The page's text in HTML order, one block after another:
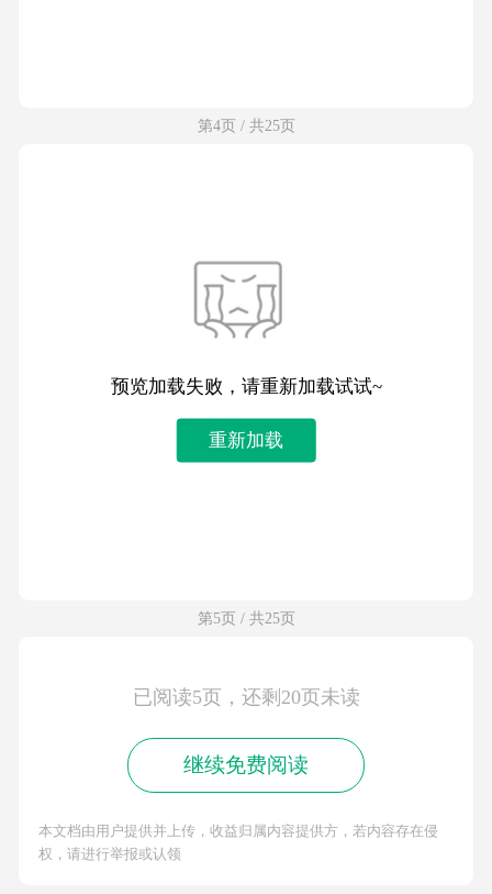
第4页 / 共25页
预览加载失败，请重新加载试试~
重新加载
第5页 / 共25页
已阅读5页，还剩20页未读
继续免费阅读
本文档由用户提供并上传，收益归属内容提供方，若内容存在侵
权，请进行举报或认领